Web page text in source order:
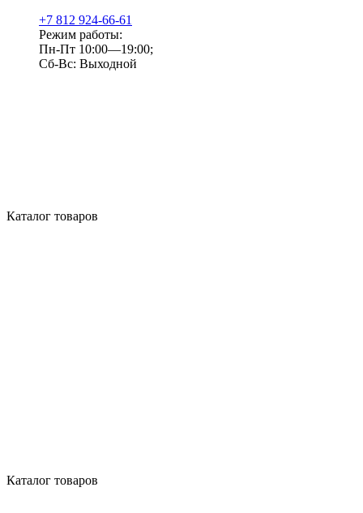
+7 812 924-66-61
Режим работы:
Пн-Пт 10:00—19:00;
Сб-Вс: Выходной
Каталог товаров
Каталог товаров